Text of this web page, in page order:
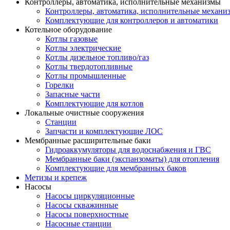
Контроллеры, автоматика, исполнительные механизмы
Контроллеры, автоматика, исполнительные
Комплектующие для контроллеров и автоматики
Котельное оборудование
Котлы газовые
Котлы электрические
Котлы дизельное топливо/газ
Котлы твердотопливные
Котлы промышленные
Горелки
Запасные части
Комплектующие для котлов
Локальные очистные сооружения
Станции
Запчасти и комплектующие ЛОС
Мембранные расширительные баки
Гидроаккумуляторы для водоснабжения и ГВС
Мембранные баки (экспанзоматы) для отопления
Комплектующие для мембранных баков
Метизы и крепеж
Насосы
Насосы циркуляционные
Насосы скважинные
Насосы поверхностные
Насосные станции